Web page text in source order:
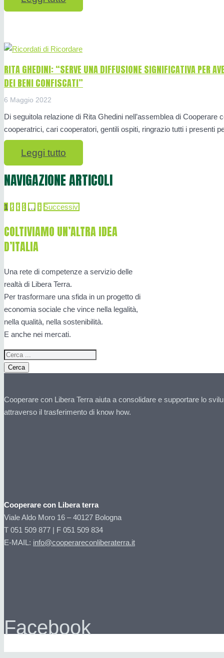
RITA GHEDINI: “SERVE UNA DIFFUSIONE SIGNIFICATIVA PER
DEI BENI CONFISCATI”
6 Maggio 2022
Di seguitola relazione di Rita Ghedini nell’assemblea di
cooperatrici, cari cooperatori, gentili ospiti, ringrazio tutti i presenti
Leggi tutto
NAVIGAZIONE ARTICOLI
1 2 3 4 … 6 Successivi
COLTIVIAMO UN’ALTRA IDEA
D’ITALIA
Una rete di competenze a servizio delle
realtà di Libera Terra.
Per trasformare una sfida in un progetto di
economia sociale che vince nella legalità,
nella qualità, nella sostenibilità.
E anche nei mercati.
Cerca
Cooperare con Libera Terra aiuta a consolidare e supportare lo
attraverso il trasferimento di know how.
Cooperare con Libera terra
Viale Aldo Moro 16 – 40127 Bologna
T 051 509 877 | F 051 509 834
E-MAIL: info@cooperareconliberaterra.it
Facebook